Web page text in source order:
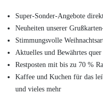
Super-Sonder-Angebote
Neuheiten unserer
Stimmungsvolle
Aktuelles und Bewährtes
Restposten mit bis zu 70 %
Kaffee und Kuchen für das
und vieles mehr